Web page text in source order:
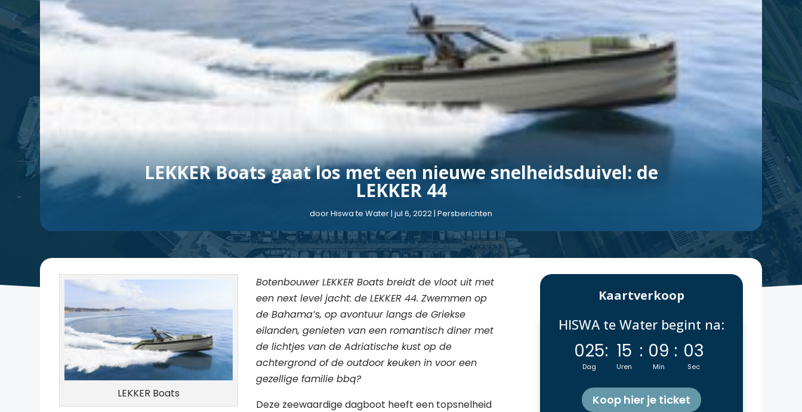
LEKKER Boats gaat los met een nieuwe snelheidsduivel: de
LEKKER 44
doorHiswa te Water| jul 6, 2022| Persberichten
LEKKER Boats
Botenbouwer LEKKER Boats breidt de vloot uit met
een next level jacht: de LEKKER 44. Zwemmen op
de Bahama’s, op avontuur langs de Griekse
eilanden, genieten van een romantisch diner met
de lichtjes van de Adriatische kust op de
achtergrond of de outdoor keuken in voor een
gezellige familie bbq?
Deze zeewaardige dagboot heeft een topsnelheid
Kaartverkoop
HISWA te Water begint na:
025
Dag
: 15
Uren
: 09
Min
: 02
Sec
Koop hier je ticket